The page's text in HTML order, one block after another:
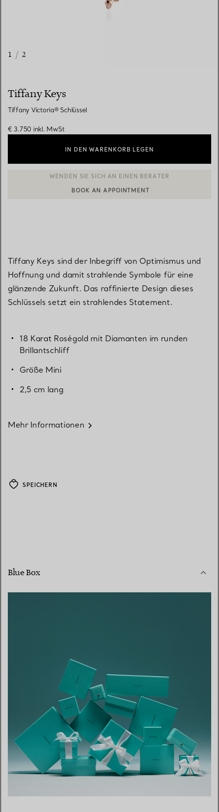
1 / 2
Tiffany Keys
Tiffany Victoria® Schlüssel
€ 3.750 inkl. MwSt
IN DEN WARENKORB LEGEN
EINEN KUNDENBERATER KONTAKTIEREN ODER EINEN
Tiffany Keys sind der Inbegriff von Optimismus und
Hoffnung und damit strahlende Symbole für eine
glänzende Zukunft. Das raffinierte Design dieses
Schlüssels setzt ein strahlendes Statement.
18 Karat Roségold mit Diamanten im runden
Brillantschliff
Größe Mini
2,5 cm lang
Mehr Informationen
SPEICHERN
Blue Box